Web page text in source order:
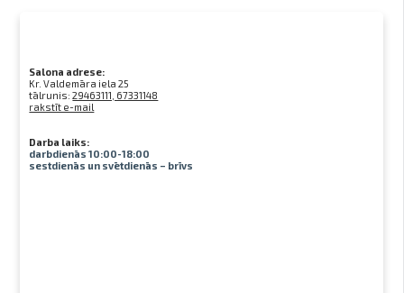
Salona adrese:
Kr. Valdemāra iela 25
tālrunis:29463111, 67331148
rakstīt e-mail
Darba laiks:
darbdienās 10:00-18:00
sestdienās un svētdienās – brīvs